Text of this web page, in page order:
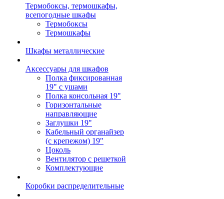
Термобоксы, термошкафы,
всепогодные шкафы
Термобоксы
Термошкафы
Шкафы металлические
Аксессуары для шкафов
Полка фиксированная
19" с ушами
Полка консольная 19"
Горизонтальные
направляющие
Заглушки 19"
Кабельный органайзер
(с крепежом) 19"
Цоколь
Вентилятор с решеткой
Комплектующие
Коробки распределительные